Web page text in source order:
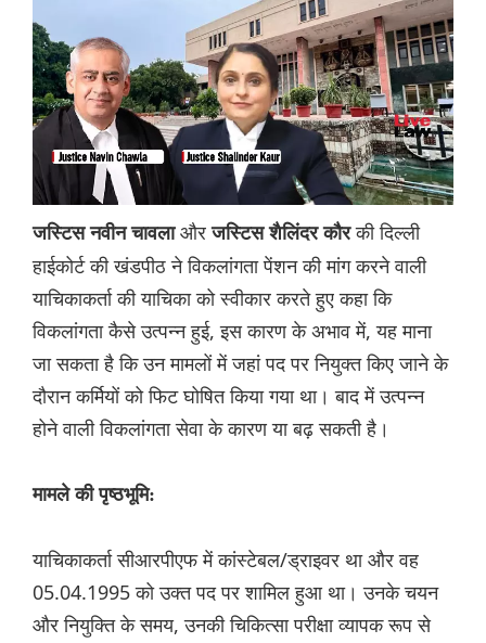
जस्टिस नवीन चावला औरजस्टिस शैलिंदर कौरकी दिल्ली
हाईकोर्ट की खंडपीठ ने विकलांगता पेंशन की मांग करने वाली
याचिकाकर्ता की याचिका को स्वीकार करते हुए कहा कि
विकलांगता कैसे उत्पन्न हुई, इस कारण के अभाव में, यह माना
जा सकता है कि उन मामलों में जहां पद पर नियुक्त किए जाने के
दौरान कर्मियों को फिट घोषित किया गया था। बाद में उत्पन्न
होने वाली विकलांगता सेवा के कारण या बढ़ सकती है।
मामले की पृष्ठभूमि:
याचिकाकर्ता सीआरपीएफ में कांस्टेबल/ड्राइवर था और वह
05.04.1995 को उक्त पद पर शामिल हुआ था। उनके चयन
और नियुक्ति के समय, उनकी चिकित्सा परीक्षा व्यापक रूप से